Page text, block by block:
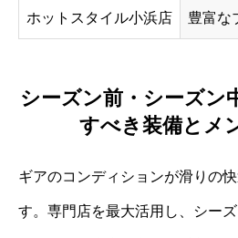
ホットスタイル小浜店 豊富な
シーズン前・シーズン
すべき装備とメ
ギアのコンディションが滑りの
す。専門店を最大活用し、シー